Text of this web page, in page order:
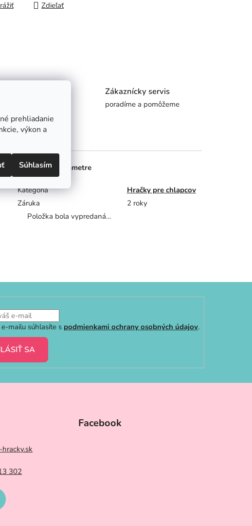
prehliadanie
výkon a
Súhlasím
Zdieľať
Zákaznícky servis
poradíme a pomôžeme
Dodatočné parametre
Kategória
Hračky pre chlapcov
Záruka
2 roky
Položka bola vypredaná…
mailu súhlasíte s podmienkami ochrany osobných údajov.
SA
302
Facebook